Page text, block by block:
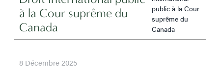
à la Cour suprême du
Canada
8 Décembre 2025